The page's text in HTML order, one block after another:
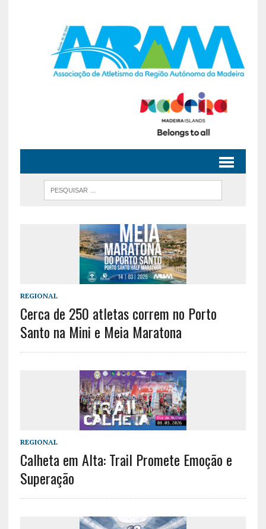
REGIONAL
Cerca de 250 atletas correm no Porto
Santo na Mini e Meia Maratona
REGIONAL
Calheta em Alta: Trail Promete Emoção e
Superação